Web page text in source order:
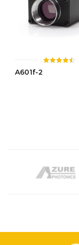
A601f-2